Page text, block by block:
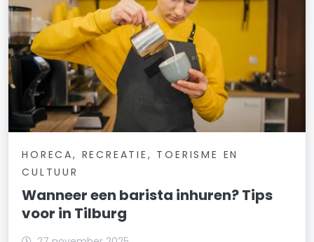
HORECA, RECREATIE, TOERISME EN
CULTUUR
Wanneer een barista inhuren? Tips
voor in Tilburg